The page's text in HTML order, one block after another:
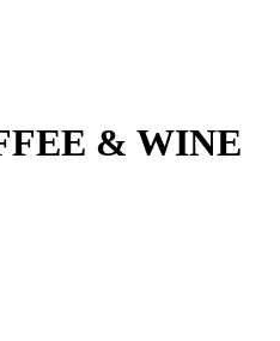
& WINE